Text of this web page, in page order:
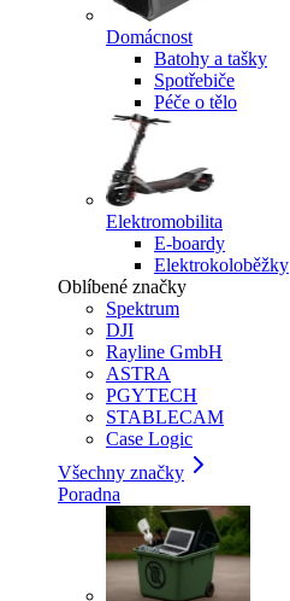
Domácnost
Batohy a tašky
Spotřebiče
Péče o tělo
Elektromobilita
E-boardy
Elektrokoloběžky
Oblíbené značky
Spektrum
DJI
Rayline GmbH
ASTRA
PGYTECH
STABLECAM
Case Logic
Všechny značky
Poradna